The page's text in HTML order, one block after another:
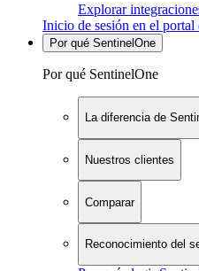
Explorar
Inicio de sesión en el portal
Por qué SentinelOne
Por qué SentinelOne
La diferencia de
Nuestros clientes
Comparar
Reconocimiento del